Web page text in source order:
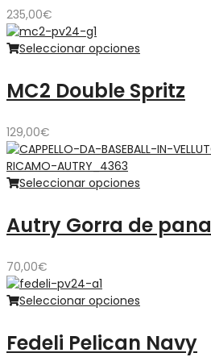
235,00€
Seleccionar opciones
MC2 Double Spritz
129,00€
Seleccionar opciones
Autry Gorra de pana
70,00€
Seleccionar opciones
Fedeli Pelican Navy